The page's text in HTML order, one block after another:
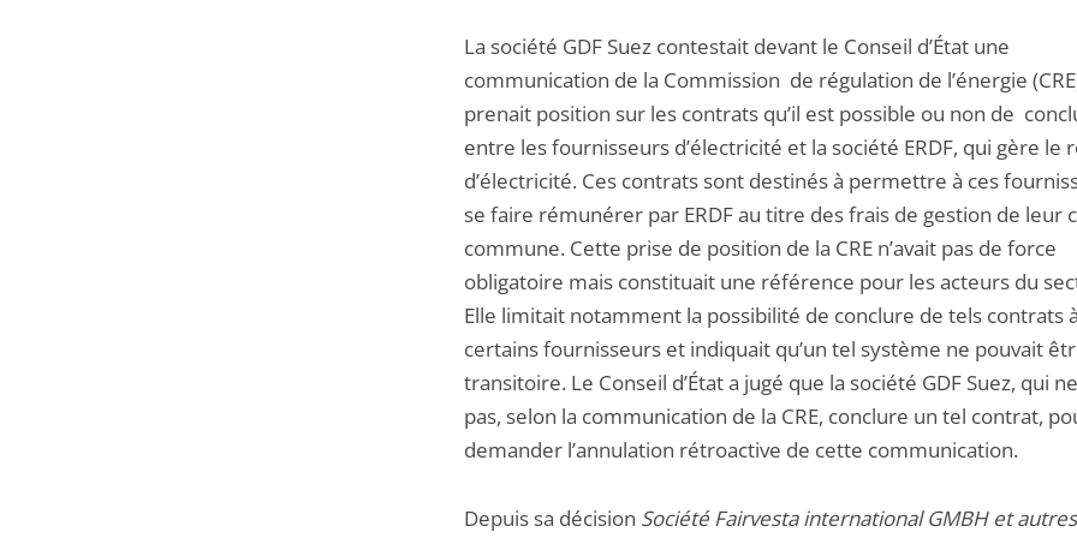
La société GDF Suez contestait devant le Conseil d’État une
communication de la Commission de régulation de l’énergie
prenait position sur les contrats qu’il est possible ou non de
entre les fournisseurs d’électricité et la société ERDF, qui gère le
d’électricité. Ces contrats sont destinés à permettre à ces
se faire rémunérer par ERDF au titre des frais de gestion de leur
commune. Cette prise de position de la CRE n’avait pas de force
obligatoire mais constituait une référence pour les acteurs du
Elle limitait notamment la possibilité de conclure de tels contrats à
certains fournisseurs et indiquait qu’un tel système ne pouvait
transitoire. Le Conseil d’État a jugé que la société GDF Suez, qui
pas, selon la communication de la CRE, conclure un tel contrat,
demander l’annulation rétroactive de cette communication.
Depuis sa décision Société Fairvesta international GMBH et autres